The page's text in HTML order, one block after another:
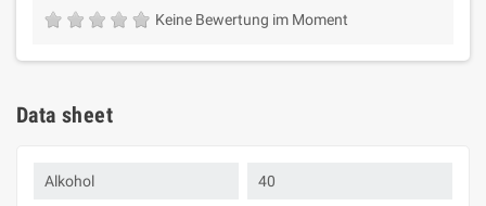
Keine Bewertung im Moment
Data sheet
Alkohol 40